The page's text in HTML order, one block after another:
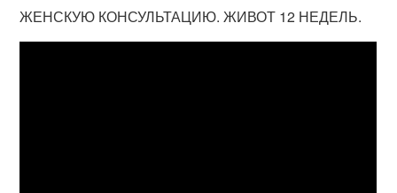
ЖЕНСКУЮ КОНСУЛЬТАЦИЮ. ЖИВОТ 12 НЕДЕЛЬ.